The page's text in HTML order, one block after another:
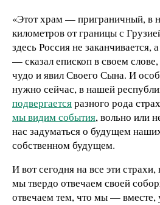
«Этот храм — приграничный, в
километров от границы с
здесь Россия не заканчивается,
— сказал епископ в своем
чудо и явил Своего Сына. И
нужно сейчас, в нашей
подвергаетсяразного рода
мы видим события, вольно или
нас задуматься о будущем
собственном будущем.
И вот сегодня на все эти страхи,
мы твердо отвечаем своей
отвечаем тем, что мы — вместе,